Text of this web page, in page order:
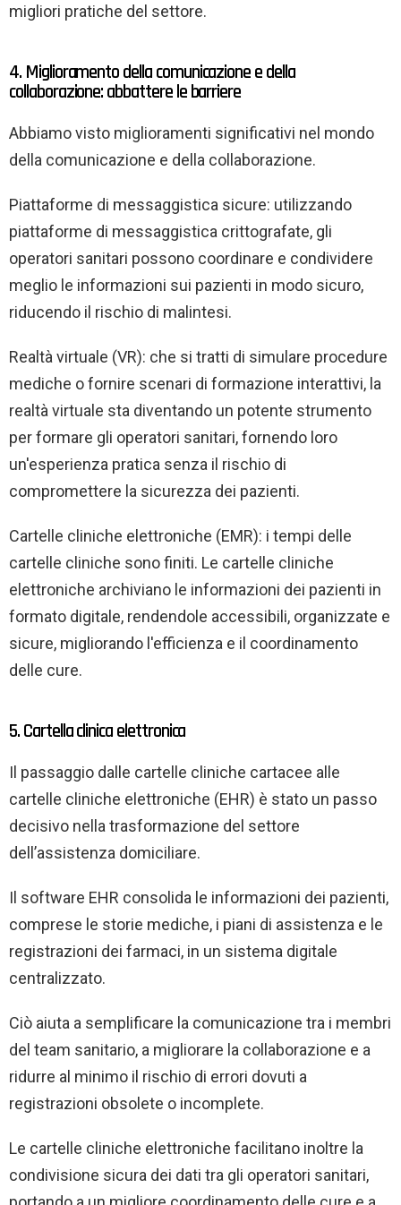
migliori pratiche del settore.
4. Miglioramento della comunicazione e della
collaborazione: abbattere le barriere
Abbiamo visto miglioramenti significativi nel mondo
della comunicazione e della collaborazione.
Piattaforme di messaggistica sicure: utilizzando
piattaforme di messaggistica crittografate, gli
operatori sanitari possono coordinare e condividere
meglio le informazioni sui pazienti in modo sicuro,
riducendo il rischio di malintesi.
Realtà virtuale (VR): che si tratti di simulare procedure
mediche o fornire scenari di formazione interattivi, la
realtà virtuale sta diventando un potente strumento
per formare gli operatori sanitari, fornendo loro
un'esperienza pratica senza il rischio di
compromettere la sicurezza dei pazienti.
Cartelle cliniche elettroniche (EMR): i tempi delle
cartelle cliniche sono finiti. Le cartelle cliniche
elettroniche archiviano le informazioni dei pazienti in
formato digitale, rendendole accessibili, organizzate e
sicure, migliorando l'efficienza e il coordinamento
delle cure.
5. Cartella clinica elettronica
Il passaggio dalle cartelle cliniche cartacee alle
cartelle cliniche elettroniche (EHR) è stato un passo
decisivo nella trasformazione del settore
dell’assistenza domiciliare.
Il software EHR consolida le informazioni dei pazienti,
comprese le storie mediche, i piani di assistenza e le
registrazioni dei farmaci, in un sistema digitale
centralizzato.
Ciò aiuta a semplificare la comunicazione tra i membri
del team sanitario, a migliorare la collaborazione e a
ridurre al minimo il rischio di errori dovuti a
registrazioni obsolete o incomplete.
Le cartelle cliniche elettroniche facilitano inoltre la
condivisione sicura dei dati tra gli operatori sanitari,